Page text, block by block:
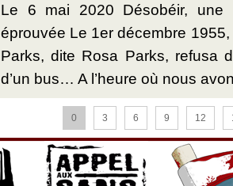
Le 6 mai 2020 Désobéir, une
éprouvée Le 1er décembre
Parks, dite Rosa Parks, refusa
d’un bus… A l’heure où nous
0 3 6 9 12